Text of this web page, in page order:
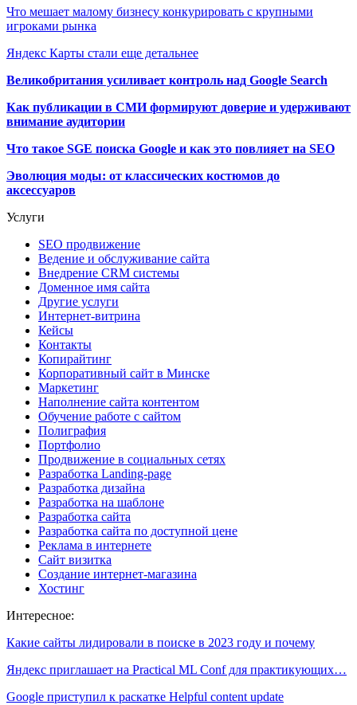
Что мешает малому бизнесу конкурировать с крупными
игроками рынка
Яндекс Карты стали еще детальнее
Великобритания усиливает контроль над Google Search
Как публикации в СМИ формируют доверие и удерживают
внимание аудитории
Что такое SGE поиска Google и как это повлияет на SEO
Эволюция моды: от классических костюмов до
аксессуаров
Услуги
SEO продвижение
Ведение и обслуживание сайта
Внедрение CRM системы
Доменное имя сайта
Другие услуги
Интернет-витрина
Кейсы
Контакты
Копирайтинг
Корпоративный сайт в Минске
Маркетинг
Наполнение сайта контентом
Обучение работе с сайтом
Полиграфия
Портфолио
Продвижение в социальных сетях
Разработка Landing-page
Разработка дизайна
Разработка на шаблоне
Разработка сайта
Разработка сайта по доступной цене
Реклама в интернете
Сайт визитка
Создание интернет-магазина
Хостинг
Интересное:
Какие сайты лидировали в поиске в 2023 году и почему
Яндекс приглашает на Practical ML Conf для практикующих…
Google приступил к раскатке Helpful content update